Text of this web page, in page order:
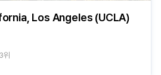
Los Angeles (UCLA)
위